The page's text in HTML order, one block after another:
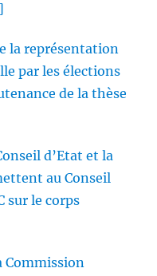
la représentation
par les élections
de la thèse
d’Etat et la
au Conseil
sur le corps
Commission